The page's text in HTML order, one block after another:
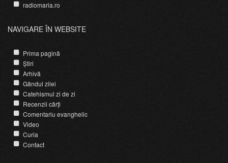
radiomaria.ro
NAVIGARE ÎN WEBSITE
Prima pagină
Știri
Arhivă
Gândul zilei
Catehismul zi de zi
Recenzii cărți
Comentariu evanghelic
Video
Curia
Contact